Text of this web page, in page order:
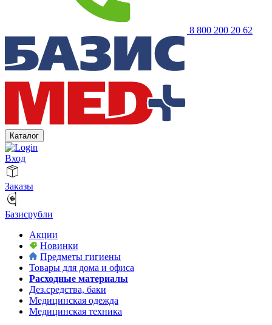
8 800 200 20 62
Каталог
Вход
Заказы
Базисрубли
Акции
Новинки
Предметы гигиены
Товары для дома и офиса
Расходные материалы
Дез.средства, баки
Медицинская одежда
Медицинская техника